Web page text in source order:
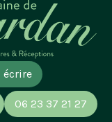
écrire
06 23 37 21 27